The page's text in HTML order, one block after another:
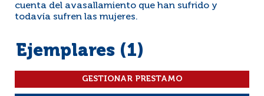
cuenta del avasallamiento que han sufrido y
todavía sufren las mujeres.
Ejemplares (1)